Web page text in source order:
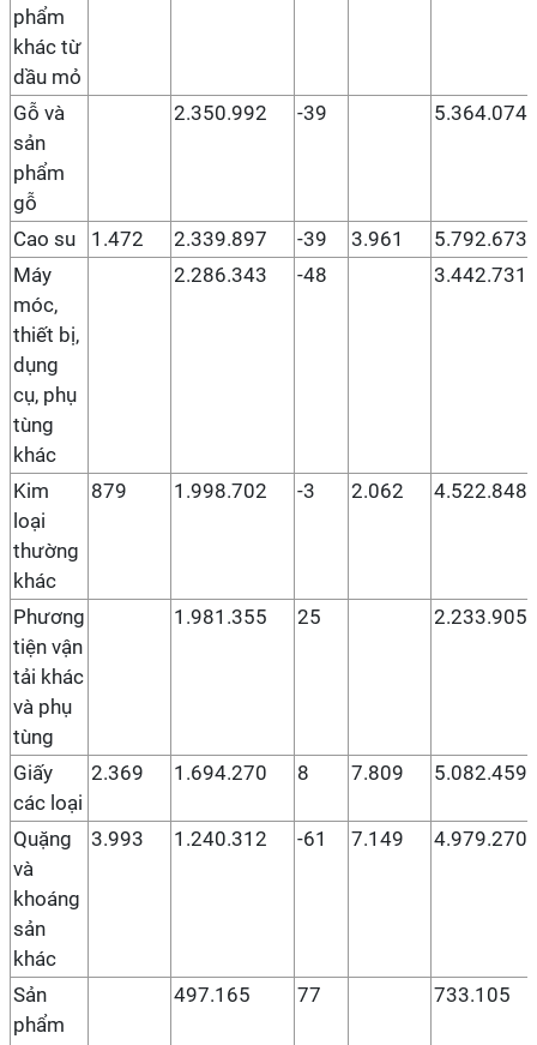
phẩm
khác từ
dầu mỏ
Gỗ và
sản
phẩm
gỗ
2.350.992 -39 5.364.074
Cao su 1.472 2.339.897 -39 3.961
5.792.673
Máy
móc,
thiết bị,
dụng
cụ, phụ
tùng
khác
2.286.343 -48 3.442.731
Kim
loại
thường
khác
879 1.998.702 -3 2.062 4.522.848
Phương
tiện vận
tải khác
và phụ
tùng
1.981.355 25 2.233.905
Giấy
các loại
2.369 1.694.270 8 7.809 5.082.459
Quặng
và
khoáng
sản
khác
3.993 1.240.312 -61 7.149 4.979.270
Sản
phẩm
497.165 77 733.105